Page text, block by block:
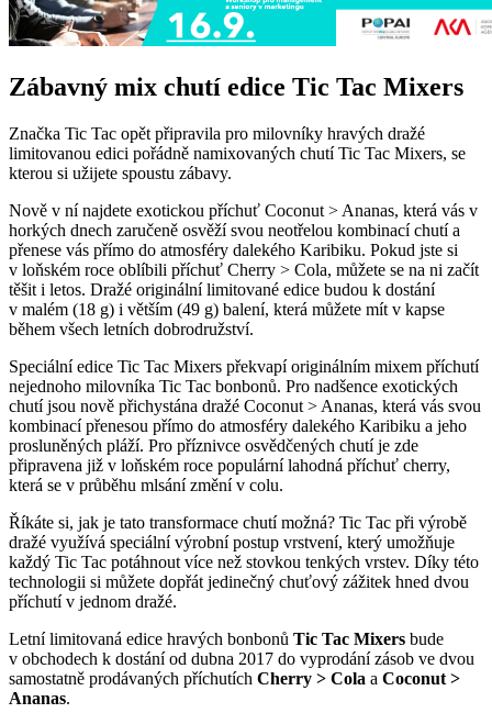
Zábavný mix chutí edice Tic Tac Mixers
Značka Tic Tac opět připravila pro milovníky hravých dražé
limitovanou edici pořádně namixovaných chutí Tic Tac Mixers, se
kterou si užijete spoustu zábavy.
Nově v ní najdete exotickou příchuť Coconut > Ananas, která vás v
horkých dnech zaručeně osvěží svou neotřelou kombinací chutí a
přenese vás přímo do atmosféry dalekého Karibiku. Pokud jste si
v loňském roce oblíbili příchuť Cherry > Cola, můžete se na ni začít
těšit i letos. Dražé originální limitované edice budou k dostání
v malém (18 g) i větším (49 g) balení, která můžete mít v kapse
během všech letních dobrodružství.
Speciální edice Tic Tac Mixers překvapí originálním mixem příchutí
nejednoho milovníka Tic Tac bonbonů. Pro nadšence exotických
chutí jsou nově přichystána dražé Coconut > Ananas, která vás svou
kombinací přenesou přímo do atmosféry dalekého Karibiku a jeho
prosluněných pláží. Pro příznivce osvědčených chutí je zde
připravena již v loňském roce populární lahodná příchuť cherry,
která se v průběhu mlsání změní v colu.
Říkáte si, jak je tato transformace chutí možná? Tic Tac při výrobě
dražé využívá speciální výrobní postup vrstvení, který umožňuje
každý Tic Tac potáhnout více než stovkou tenkých vrstev. Díky této
technologii si můžete dopřát jedinečný chuťový zážitek hned dvou
příchutí v jednom dražé.
Letní limitovaná edice hravých bonbonů Tic Tac Mixers bude
v obchodech k dostání od dubna 2017 do vyprodání zásob ve dvou
samostatně prodávaných příchutích Cherry > Cola a Coconut >
Ananas.